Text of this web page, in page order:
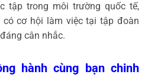
tập trong môi trường quốc tế,
cơ hội làm việc tại tập đoàn
cân nhắc.
hành cùng bạn chinh